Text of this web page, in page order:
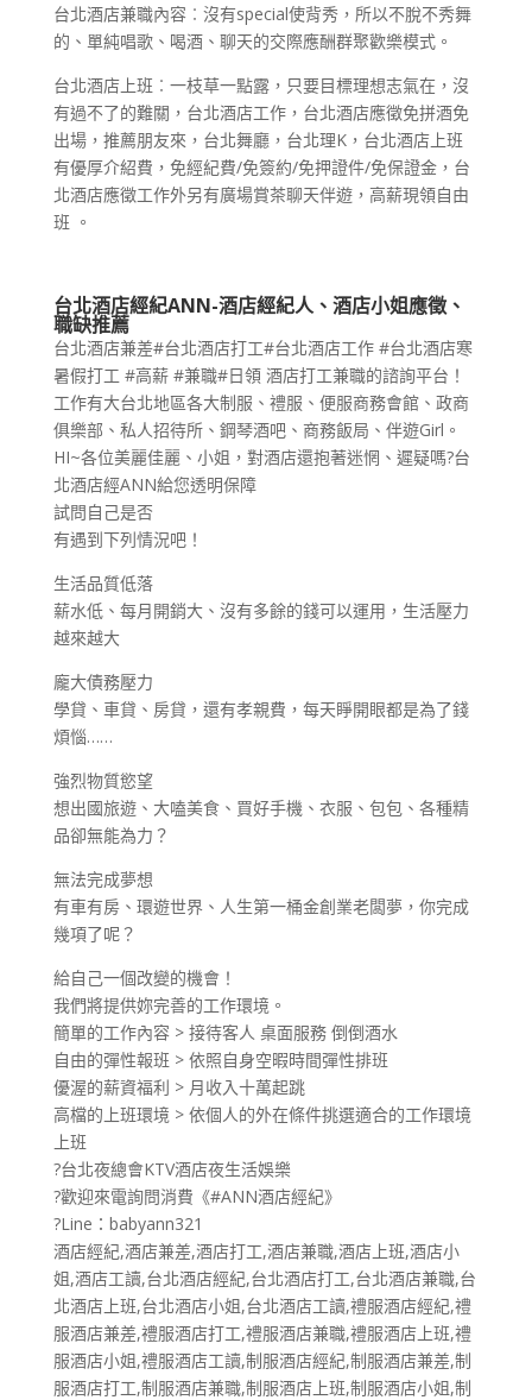
台北酒店兼職內容︰沒有special使背秀，所以不脫不秀舞
的、單純唱歌、喝酒、聊天的交際應酬群聚歡樂模式。
台北酒店上班︰一枝草一點露，只要目標理想志氣在，沒
有過不了的難關，台北酒店工作，台北酒店應徵免拼酒免
出場，推薦朋友來，台北舞廳，台北理K，台北酒店上班
有優厚介紹費，免經紀費/免簽約/免押證件/免保證金，台
北酒店應徵工作外另有廣場賞茶聊天伴遊，高薪現領自由
班 。
台北酒店經紀ANN-酒店經紀人、酒店小姐應徵、
職缺推薦
台北酒店兼差#台北酒店打工#台北酒店工作 #台北酒店寒
暑假打工 #高薪 #兼職#日領 酒店打工兼職的諮詢平台！
工作有大台北地區各大制服、禮服、便服商務會館、政商
俱樂部、私人招待所、鋼琴酒吧、商務飯局、伴遊Girl。
HI~各位美麗佳麗、小姐，對酒店還抱著迷惘、遲疑嗎?台
北酒店經ANN給您透明保障
試問自己是否
有遇到下列情況吧！
生活品質低落
薪水低、每月開銷大、沒有多餘的錢可以運用，生活壓力
越來越大
龐大債務壓力
學貸、車貸、房貸，還有孝親費，每天睜開眼都是為了錢
煩惱……
強烈物質慾望
想出國旅遊、大嗑美食、買好手機、衣服、包包、各種精
品卻無能為力？
無法完成夢想
有車有房、環遊世界、人生第一桶金創業老闆夢，你完成
幾項了呢？
給自己一個改變的機會！
我們將提供妳完善的工作環境。
簡單的工作內容 > 接待客人 桌面服務 倒倒酒水
自由的彈性報班 > 依照自身空暇時間彈性排班
優渥的薪資福利 > 月收入十萬起跳
高檔的上班環境 > 依個人的外在條件挑選適合的工作環境
上班
?台北夜總會KTV酒店夜生活娛樂
?歡迎來電詢問消費《#ANN酒店經紀》
?Line：babyann321
酒店經紀,酒店兼差,酒店打工,酒店兼職,酒店上班,酒店小
姐,酒店工讀,台北酒店經紀,台北酒店打工,台北酒店兼職,台
北酒店上班,台北酒店小姐,台北酒店工讀,禮服酒店經紀,禮
服酒店兼差,禮服酒店打工,禮服酒店兼職,禮服酒店上班,禮
服酒店小姐,禮服酒店工讀,制服酒店經紀,制服酒店兼差,制
服酒店打工,制服酒店兼職,制服酒店上班,制服酒店小姐,制